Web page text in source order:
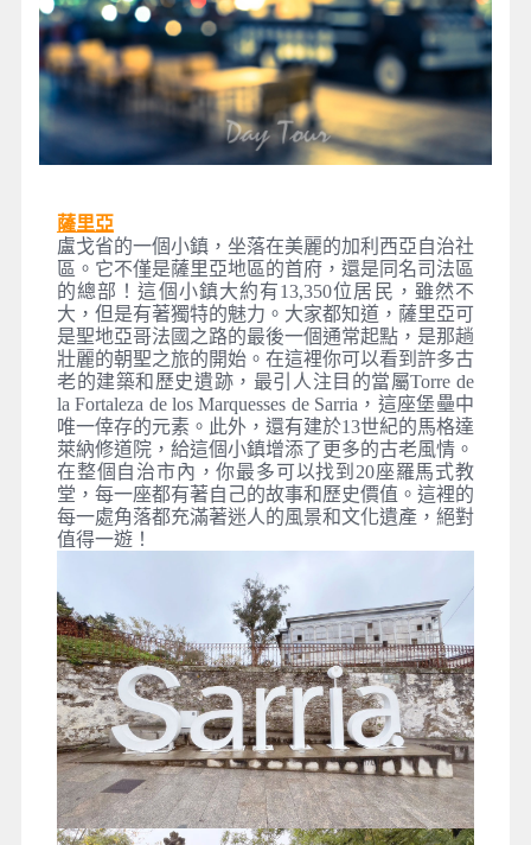
薩里亞
盧戈省的一個小鎮，坐落在美麗的加利西亞自治社
區。它不僅是薩里亞地區的首府，還是同名司法區
的總部！這個小鎮大約有13,350位居民，雖然不
大，但是有著獨特的魅力。大家都知道，薩里亞可
是聖地亞哥法國之路的最後一個通常起點，是那趟
壯麗的朝聖之旅的開始。在這裡你可以看到許多古
老的建築和歷史遺跡，最引人注目的當屬Torre de
la Fortaleza de los Marquesses de Sarria，這座堡壘中
唯一倖存的元素。此外，還有建於13世紀的馬格達
萊納修道院，給這個小鎮增添了更多的古老風情。
在整個自治市內，你最多可以找到20座羅馬式教
堂，每一座都有著自己的故事和歷史價值。這裡的
每一處角落都充滿著迷人的風景和文化遺產，絕對
值得一遊！